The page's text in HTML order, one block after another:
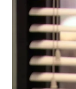
WN
KALTENG
WN